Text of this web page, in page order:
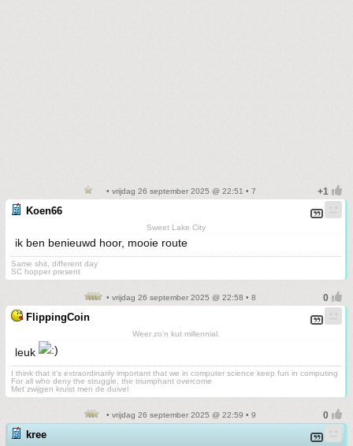
• vrijdag 26 september 2025 @ 22:51 • 7
Koen66
Sweet Lake City
ik ben benieuwd hoor, mooie route
Same shit, different day
SC hopper present
• vrijdag 26 september 2025 @ 22:58 • 8
FlippingCoin
Weer zo'n kut millennial.
leuk
I think that it’s extraordinarily important that we in computer science keep fun in computing
For all who deny the struggle, the triumphant overcome
Met zwijgen kruist men de duivel
• vrijdag 26 september 2025 @ 22:59 • 9
kree